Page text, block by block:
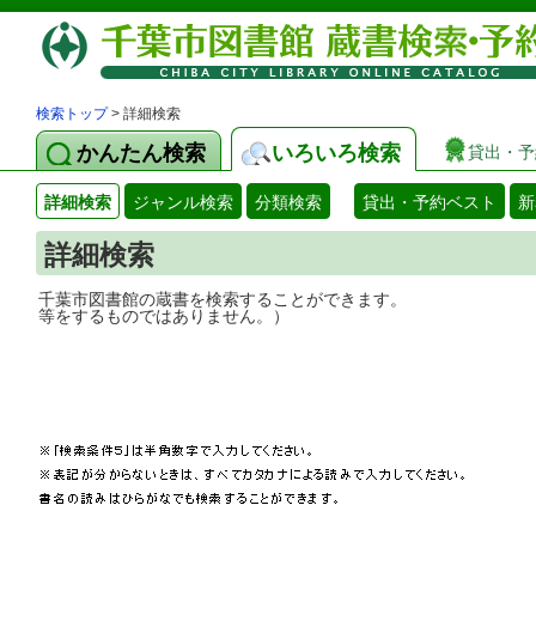
検索トップ> 詳細検索
かんたん検索 いろいろ検索 貸出・
詳細検索 ジャンル検索 分類検索 貸出・予約ベスト
詳細検索
千葉市図書館の蔵書を検索することがで
等をするものではありません。）